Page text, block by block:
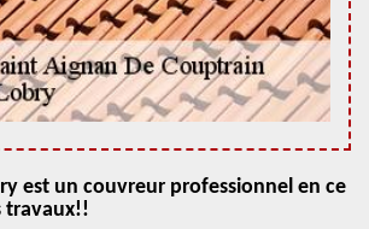
est un couvreur professionnel en ce
travaux!!